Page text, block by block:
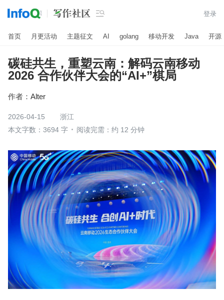
 登录
首页 月更活动 主题征文 AI golang 移动开发 Java 开源
碳硅共生，重塑云南：解码云南移动
2026 合作伙伴大会的“AI+”棋局
作者： Alter
2026-04-15
浙江
本文字数：3694 字
阅读完需：约 12 分钟